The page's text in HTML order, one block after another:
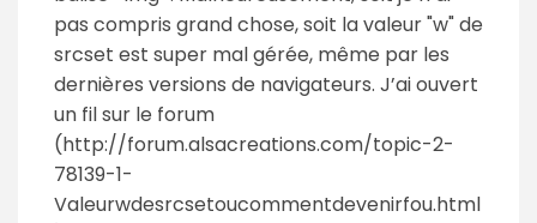
pas compris grand chose, soit la valeur "w" de
srcset est super mal gérée, même par les
dernières versions de navigateurs. J’ai ouvert
un fil sur le forum
(http://forum.alsacreations.com/topic-2-
78139-1-
Valeurwdesrcsetoucommentdevenirfou.html